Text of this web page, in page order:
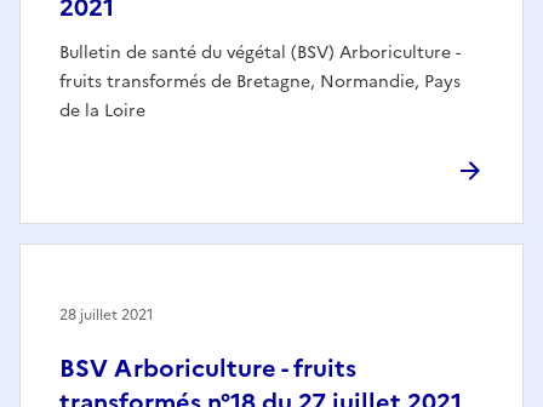
Bulletin de santé du végétal (BSV) Arboriculture -
fruits transformés de Bretagne, Normandie, Pays
de la Loire
BSV Arboriculture - fruits
28 juillet 2021